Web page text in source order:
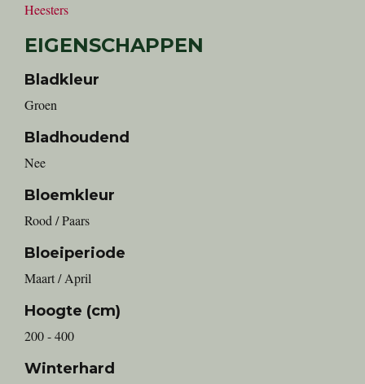
Heesters
EIGENSCHAPPEN
Bladkleur
Groen
Bladhoudend
Nee
Bloemkleur
Rood / Paars
Bloeiperiode
Maart / April
Hoogte (cm)
200 - 400
Winterhard